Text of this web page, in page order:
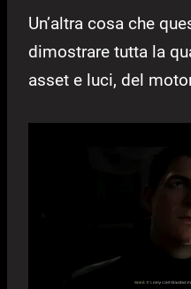
Un’altra cosa che
dimostrare tutta la
asset e luci, del